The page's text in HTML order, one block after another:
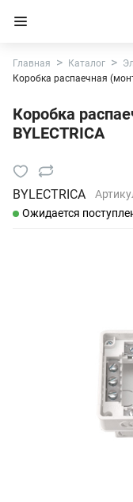
Главная Каталог
Коробка распаечная
Коробка
BYLECTRICA
BYLECTRICA
Ожидается